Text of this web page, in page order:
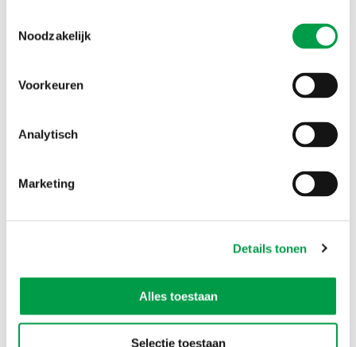
Noodzakelijk
Voorkeuren
Analytisch
Marketing
Details tonen
Alles toestaan
Selectie toestaan
-> het stimuleren van groei en innovatie
subsidies om te kunnen groeien, transformeren of innoveren.
Voorbeelden van dergelijke subsidies zijn de kmo-portefeuille, de
-> het bevorderen van ondernemerschap
begeleiden van (pre)start over groei tot overname. We
We steunen organisaties die samenwerking en dynamiek op gang
-> en het bevorderen van omgevingsfactoren